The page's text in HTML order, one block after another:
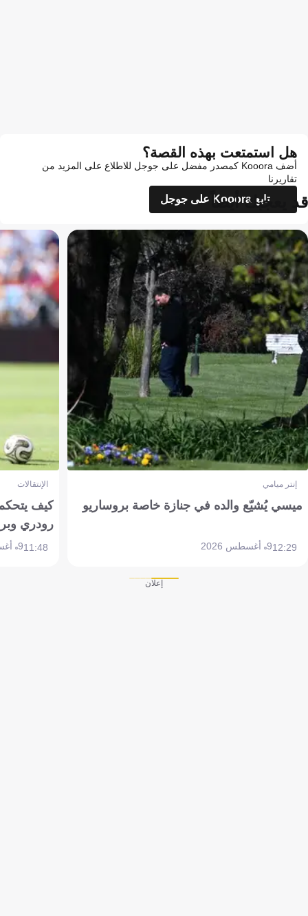
هل استمتعت بهذه القصة؟
أضف Kooora كمصدر مفضل على جوجل للاطلاع على المزيد من
تقاريرنا
تابع Kooora على جوجل
قد يعجبك أيضاً
إنتر ميامي
ميسي يُشيّع والده في جنازة خاصة بروساريو
12:299 أغسطس 2026
الإنتقالات
كيف
رودري
11:489 أغسطس 2026
إعلان